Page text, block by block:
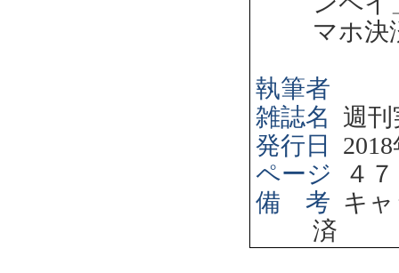
マホ決
執筆者
雑誌名
週刊
発行日
2018
ページ
４
備 考 キ
済